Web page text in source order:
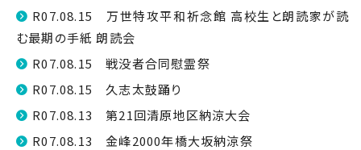
R07.08.15 万世特攻平和祈念館 高校生と朗読家が読
む最期の手紙 朗読会
R07.08.15 戦没者合同慰霊祭
R07.08.15 久志太鼓踊り
R07.08.13 第21回清原地区納涼大会
R07.08.13 金峰2000年橋大坂納涼祭